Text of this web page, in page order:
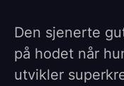
Den sjenerte
på hodet når
utvikler